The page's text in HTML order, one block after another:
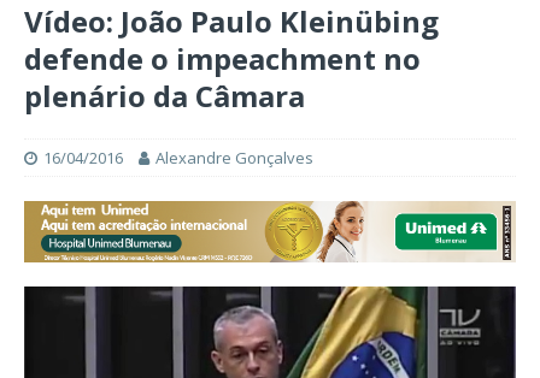
Vídeo: João Paulo Kleinübing
defende o impeachment no
plenário da Câmara
16/04/2016 Alexandre Gonçalves